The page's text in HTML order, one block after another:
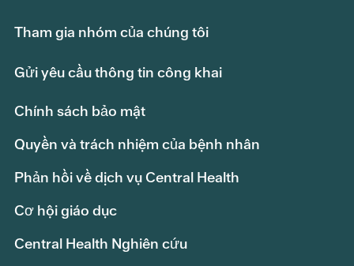
Tham gia nhóm của chúng tôi
Gửi yêu cầu thông tin công khai
Chính sách bảo mật
Quyền và trách nhiệm của bệnh nhân
Phản hồi về dịch vụ Central Health
Cơ hội giáo dục
Central Health Nghiên cứu